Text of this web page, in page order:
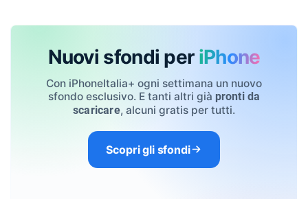
Nuovi sfondi per iPhone
Con iPhoneItalia+ ogni settimana un nuovo
sfondo esclusivo. E tanti altri già pronti da
scaricare, alcuni gratis per tutti.
Scopri gli sfondi